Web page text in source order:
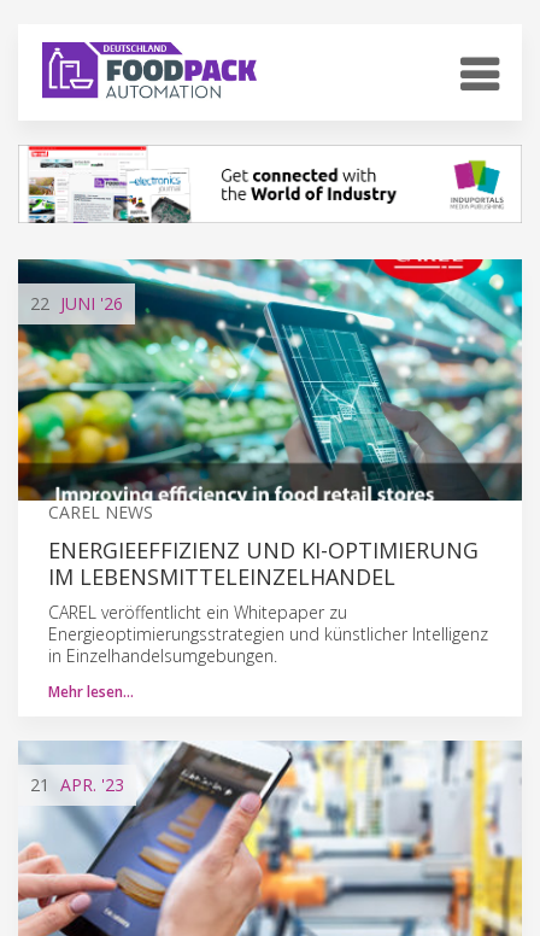
22 JUNI '26
CAREL NEWS
ENERGIEEFFIZIENZ UND KI-OPTIMIERUNG
IM LEBENSMITTELEINZELHANDEL
CAREL veröffentlicht ein Whitepaper zu
Energieoptimierungsstrategien und künstlicher Intelligenz
in Einzelhandelsumgebungen.
Mehr lesen…
21 APR. '23